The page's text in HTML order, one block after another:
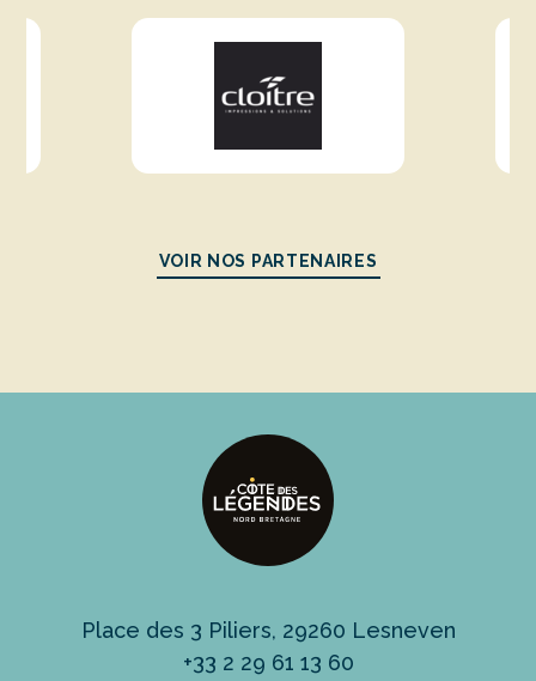
VOIR NOS PARTENAIRES
Place des 3 Piliers, 29260 Lesneven
+33 2 29 61 13 60